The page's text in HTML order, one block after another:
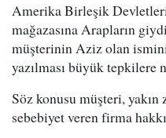
Amerika Birleşik
mağazasına Arapların
müşterinin Aziz olan
yazılması büyük tepkilere
Söz konusu müşteri, yakın
sebebiyet veren firma